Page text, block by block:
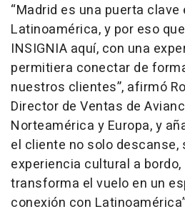
“Madrid es una puerta clave
Latinoamérica, y por eso
INSIGNIA aquí, con una
permitiera conectar de
nuestros clientes”, afirmó
Director de Ventas de
Norteamérica y Europa, y
el cliente no solo descanse,
experiencia cultural a bordo,
transforma el vuelo en un
conexión con